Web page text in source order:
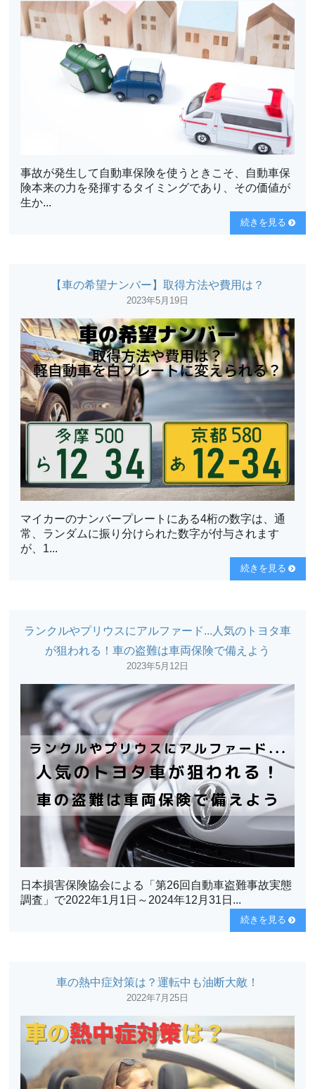
事故が発生して自動車保険を使うときこそ、自動車保
険本来の力を発揮するタイミングであり、その価値が
生か...
続きを見る
【車の希望ナンバー】取得方法や費用は？
2023年5月19日
マイカーのナンバープレートにある4桁の数字は、通
常、ランダムに振り分けられた数字が付与されます
が、1...
続きを見る
ランクルやプリウスにアルファード...人気のトヨタ車
が狙われる！車の盗難は車両保険で備えよう
2023年5月12日
日本損害保険協会による「第26回自動車盗難事故実態
調査」で2022年1月1日～2024年12月31日...
続きを見る
車の熱中症対策は？運転中も油断大敵！
2022年7月25日